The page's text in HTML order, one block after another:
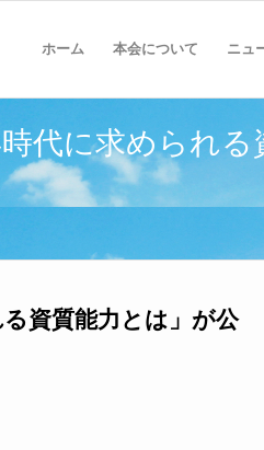
ホーム 本会について ニュ
代に求められ
資質能力とは」が公